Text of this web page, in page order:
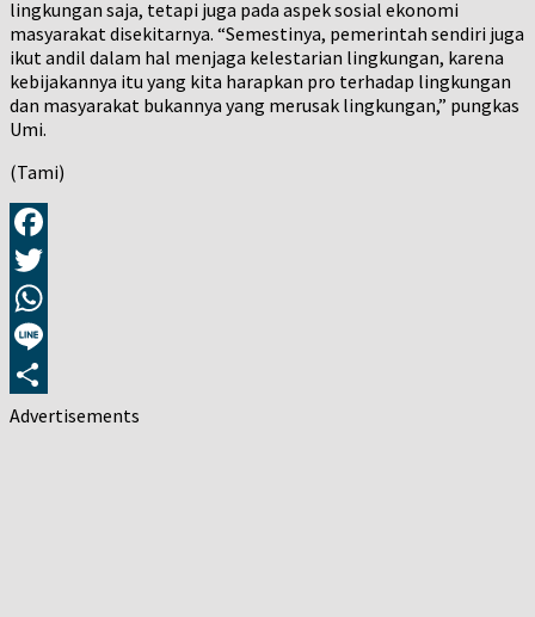
lingkungan saja, tetapi juga pada aspek sosial ekonomi
masyarakat disekitarnya. “Semestinya, pemerintah sendiri juga
ikut andil dalam hal menjaga kelestarian lingkungan, karena
kebijakannya itu yang kita harapkan pro terhadap lingkungan
dan masyarakat bukannya yang merusak lingkungan,” pungkas
Umi.
(Tami)
Facebook
Twitter
WhatsApp
Line
Share
Advertisements